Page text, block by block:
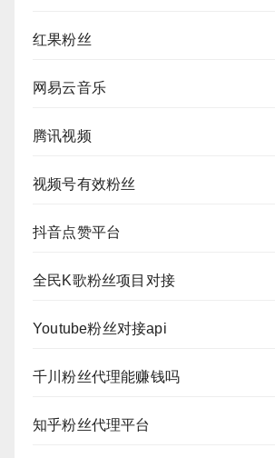
红果粉丝
网易云音乐
腾讯视频
视频号有效粉丝
抖音点赞平台
全民K歌粉丝项目对接
Youtube粉丝对接api
千川粉丝代理能赚钱吗
知乎粉丝代理平台